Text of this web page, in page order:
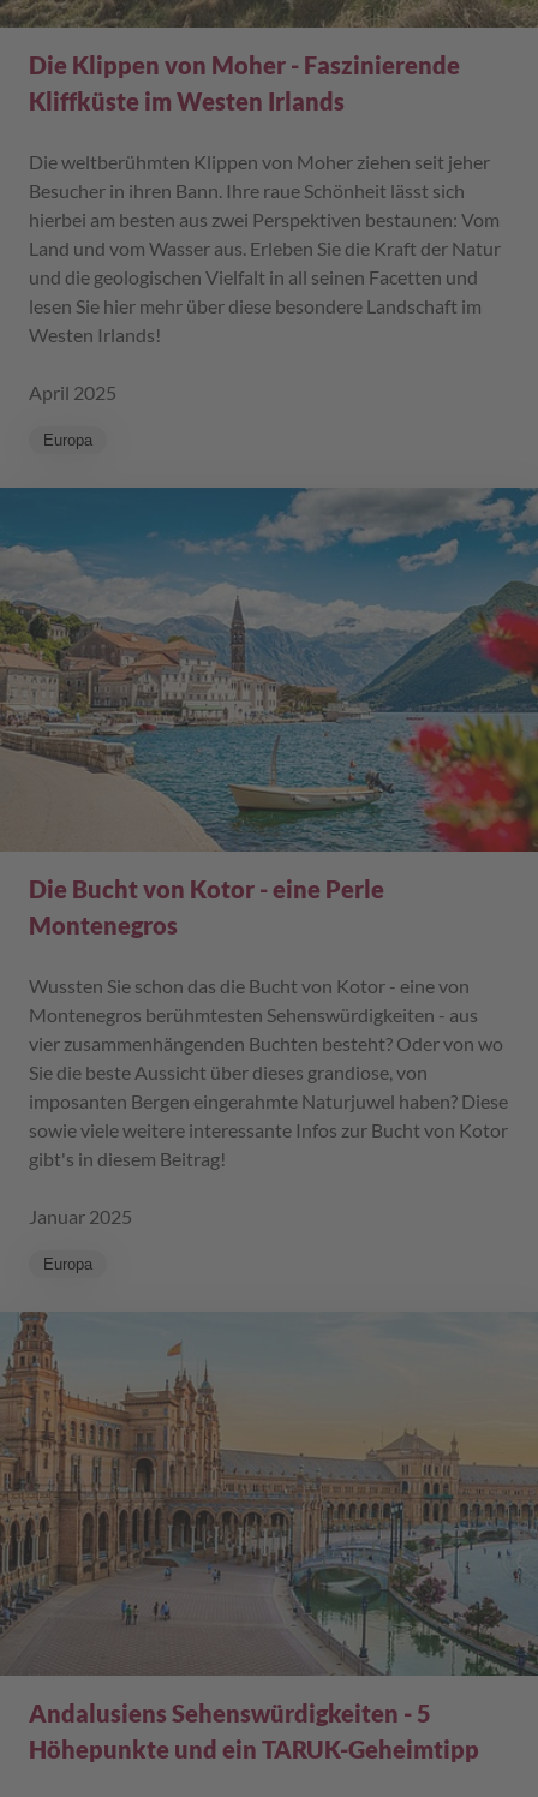
Die Klippen von Moher - Faszinierende
Kliffküste im Westen Irlands
Die weltberühmten Klippen von Moher ziehen seit jeher
Besucher in ihren Bann. Ihre raue Schönheit lässt sich
hierbei am besten aus zwei Perspektiven bestaunen: Vom
Land und vom Wasser aus. Erleben Sie die Kraft der Natur
und die geologischen Vielfalt in all seinen Facetten und
lesen Sie hier mehr über diese besondere Landschaft im
Westen Irlands!
April 2025
Europa
Die Bucht von Kotor - eine Perle
Montenegros
Wussten Sie schon das die Bucht von Kotor - eine von
Montenegros berühmtesten Sehenswürdigkeiten - aus
vier zusammenhängenden Buchten besteht? Oder von wo
Sie die beste Aussicht über dieses grandiose, von
imposanten Bergen eingerahmte Naturjuwel haben? Diese
sowie viele weitere interessante Infos zur Bucht von Kotor
gibt's in diesem Beitrag!
Januar 2025
Europa
Andalusiens Sehenswürdigkeiten - 5
Höhepunkte und ein TARUK-Geheimtipp